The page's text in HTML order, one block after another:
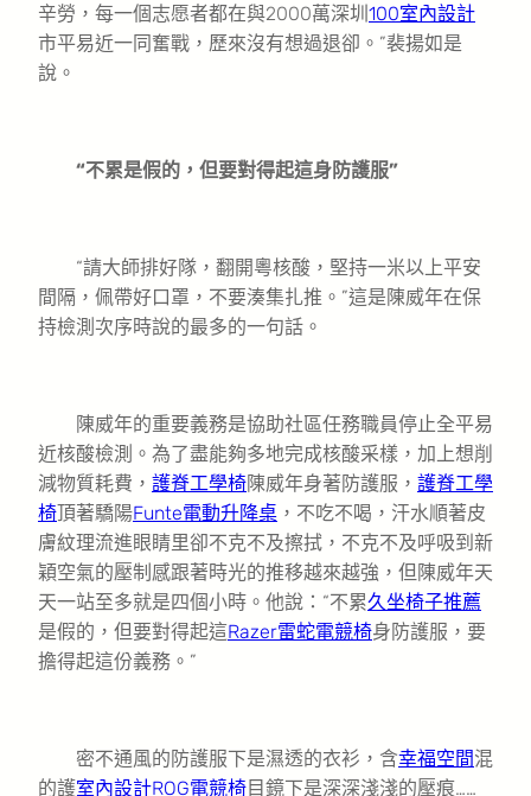
辛勞，每一個志愿者都在與2000萬深圳 100室內設計
市平易近一同奮戰，歷來沒有想過退卻。”裴揚如是
說。
“不累是假的，但要對得起這身防護服”
“請大師排好隊，翻開粵核酸，堅持一米以上平安
間隔，佩帶好口罩，不要湊集扎推。”這是陳威年在保
持檢測次序時說的最多的一句話。
陳威年的重要義務是協助社區任務職員停止全平易
近核酸檢測。為了盡能夠多地完成核酸采樣，加上想削
減物質耗費， 護脊工學椅陳威年身著防護服， 護脊工學
椅頂著驕陽Funte電動升降桌 ，不吃不喝，汗水順著皮
膚紋理流進眼睛里卻不克不及擦拭，不克不及呼吸到新
穎空氣的壓制感跟著時光的推移越來越強，但陳威年天
天一站至多就是四個小時。他說：“不累久坐椅子推薦
是假的，但要對得起這Razer雷蛇電競椅身防護服，要
擔得起這份義務。”
密不通風的防護服下是濕透的衣衫，含幸福空間混
的護室內設計ROG電競椅目鏡下是深深淺淺的壓痕……